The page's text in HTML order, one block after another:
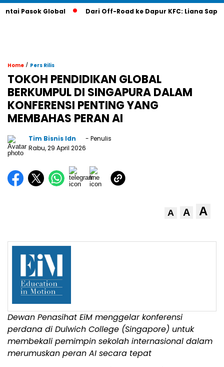
Pasok Global Dari Off-Road ke Dapur KFC: Liana Saputri
Home / Pers Rilis
TOKOH PENDIDIKAN GLOBAL
BERKUMPUL DI SINGAPURA DALAM
KONFERENSI PENTING YANG
MEMBAHAS PERAN AI
Tim Bisnis Idn
- Penulis
Rabu, 29 April 2026
A A A
Dewan Penasihat EiM menggelar konferensi
perdana di Dulwich College (Singapore) untuk
membekali pemimpin sekolah internasional dalam
merumuskan peran AI secara tepat